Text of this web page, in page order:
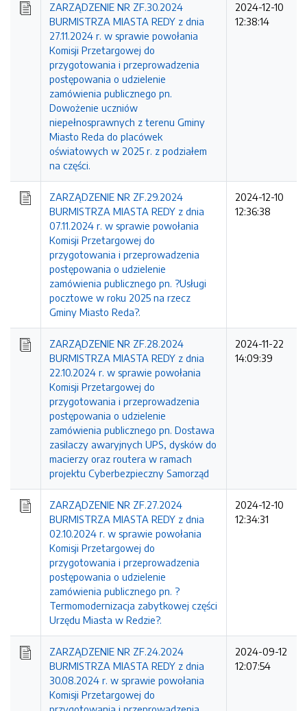
ZARZĄDZENIE NR ZF.30.2024
BURMISTRZA MIASTA REDY z dnia
27.11.2024 r. w sprawie powołania
Komisji Przetargowej do
przygotowania i przeprowadzenia
postępowania o udzielenie
zamówienia publicznego pn.
Dowożenie uczniów
niepełnosprawnych z terenu Gminy
Miasto Reda do placówek
oświatowych w 2025 r. z podziałem
na części.
2024-12-10
12:38:14
ZARZĄDZENIE NR ZF.29.2024
BURMISTRZA MIASTA REDY z dnia
07.11.2024 r. w sprawie powołania
Komisji Przetargowej do
przygotowania i przeprowadzenia
postępowania o udzielenie
zamówienia publicznego pn. ?Usługi
pocztowe w roku 2025 na rzecz
Gminy Miasto Reda?.
2024-12-10
12:36:38
ZARZĄDZENIE NR ZF.28.2024
BURMISTRZA MIASTA REDY z dnia
22.10.2024 r. w sprawie powołania
Komisji Przetargowej do
przygotowania i przeprowadzenia
postępowania o udzielenie
zamówienia publicznego pn. Dostawa
zasilaczy awaryjnych UPS, dysków do
macierzy oraz routera w ramach
projektu Cyberbezpieczny Samorząd
2024-11-22
14:09:39
ZARZĄDZENIE NR ZF.27.2024
BURMISTRZA MIASTA REDY z dnia
02.10.2024 r. w sprawie powołania
Komisji Przetargowej do
przygotowania i przeprowadzenia
postępowania o udzielenie
zamówienia publicznego pn. ?
Termomodernizacja zabytkowej części
Urzędu Miasta w Redzie?.
2024-12-10
12:34:31
ZARZĄDZENIE NR ZF.24.2024
BURMISTRZA MIASTA REDY z dnia
30.08.2024 r. w sprawie powołania
Komisji Przetargowej do
2024-09-12
12:07:54